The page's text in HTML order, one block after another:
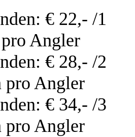
€ 22,- /1
Angler
€ 28,- /2
pro Angler
€ 34,- /3
pro Angler